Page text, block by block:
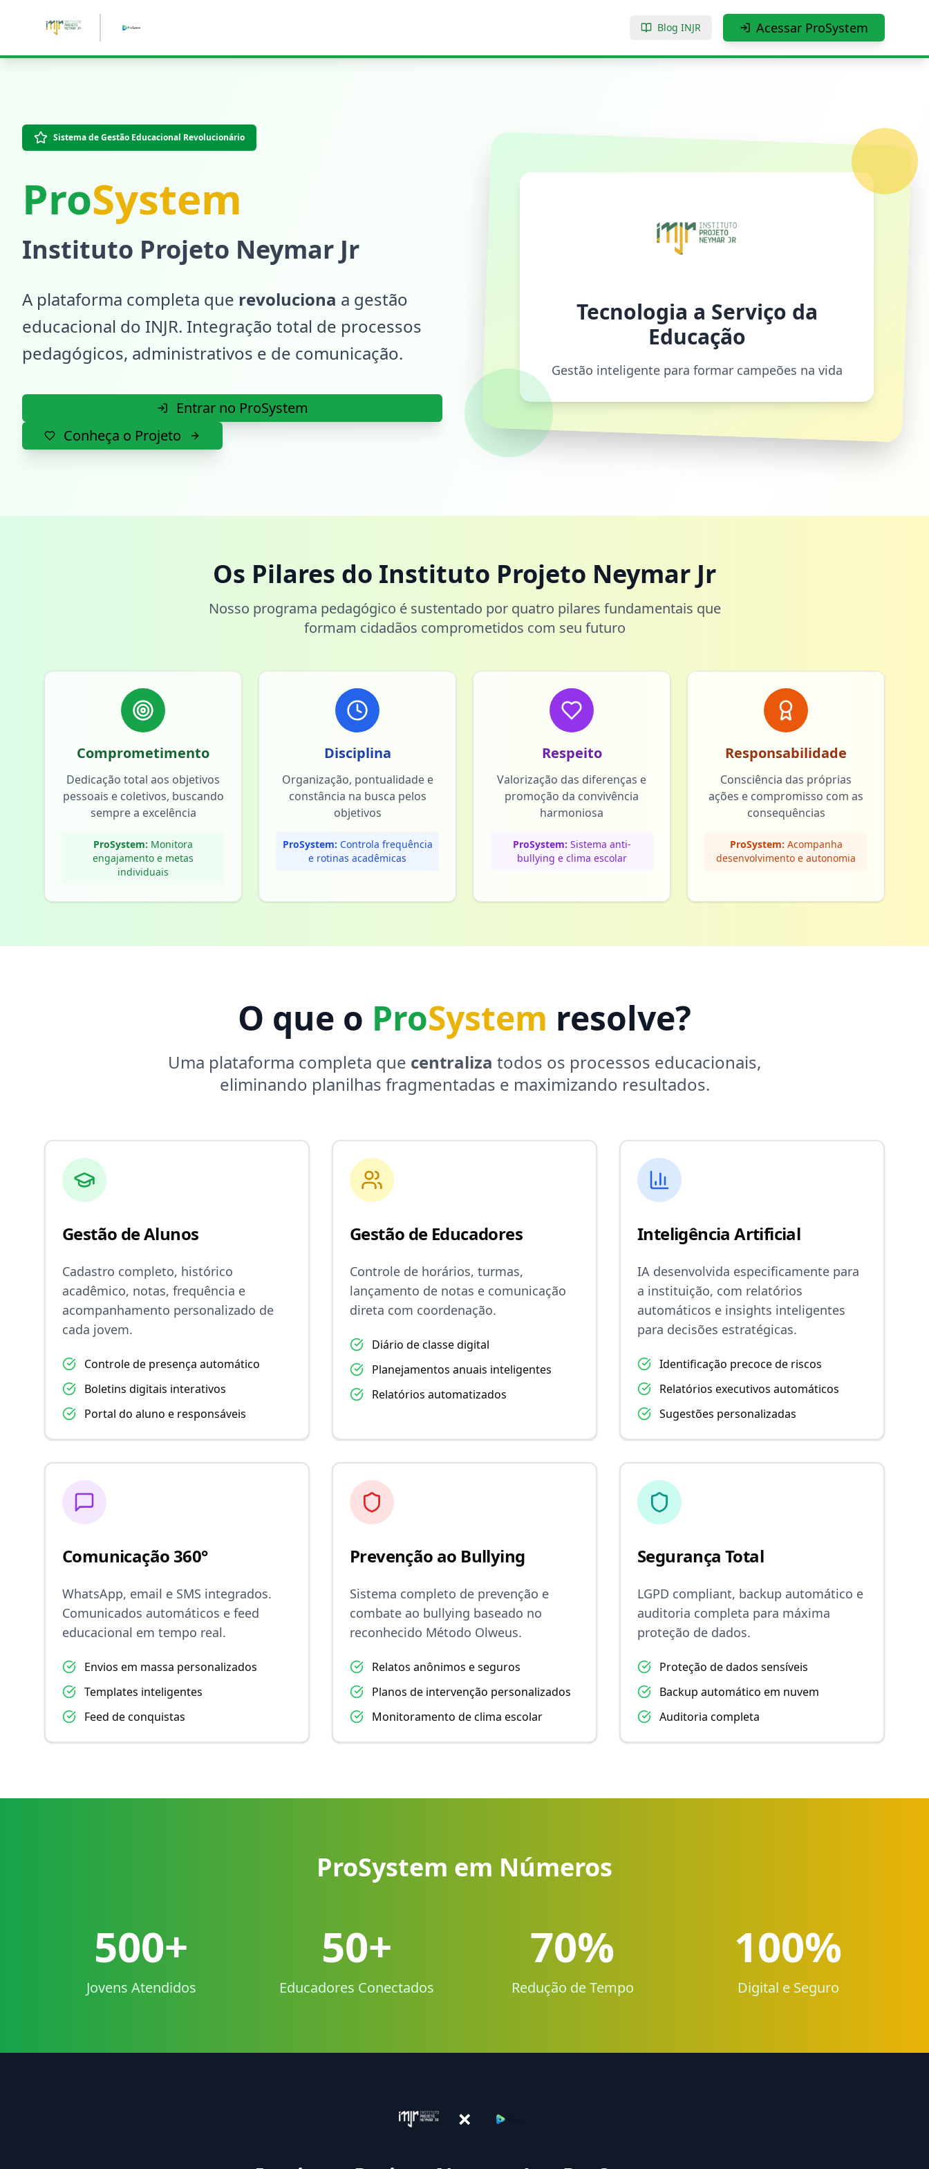
Pular para o conteúdo principal
Blog INJR Acessar ProSystem
Sistema de Gestão Educacional Revolucionário
ProSystem
Instituto Projeto Neymar Jr
A plataforma completa que revoluciona a gestão
educacional do INJR. Integração total de processos
pedagógicos, administrativos e de comunicação.
Entrar no ProSystem
Conheça o Projeto
Tecnologia a Serviço da
Educação
Gestão inteligente para formar campeões na vida
Os Pilares do Instituto Projeto Neymar Jr
Nosso programa pedagógico é sustentado por quatro pilares fundamentais que
formam cidadãos comprometidos com seu futuro
Comprometimento
Dedicação total aos objetivos
pessoais e coletivos, buscando
sempre a excelência
ProSystem: Monitora
engajamento e metas
individuais
Disciplina
Organização, pontualidade e
constância na busca pelos
objetivos
ProSystem: Controla frequência
e rotinas acadêmicas
Respeito
Valorização das diferenças e
promoção da convivência
harmoniosa
ProSystem: Sistema anti-
bullying e clima escolar
Responsabilidade
Consciência das próprias
ações e compromisso com as
consequências
ProSystem: Acompanha
desenvolvimento e autonomia
O que o ProSystem resolve?
Uma plataforma completa que centraliza todos os processos educacionais,
eliminando planilhas fragmentadas e maximizando resultados.
Gestão de Alunos
Cadastro completo, histórico
acadêmico, notas, frequência e
acompanhamento personalizado de
cada jovem.
Controle de presença automático
Boletins digitais interativos
Portal do aluno e responsáveis
Gestão de Educadores
Controle de horários, turmas,
lançamento de notas e comunicação
direta com coordenação.
Diário de classe digital
Planejamentos anuais inteligentes
Relatórios automatizados
Inteligência Artificial
IA desenvolvida especificamente para
a instituição, com relatórios
automáticos e insights inteligentes
para decisões estratégicas.
Identificação precoce de riscos
Relatórios executivos automáticos
Sugestões personalizadas
Comunicação 360°
WhatsApp, email e SMS integrados.
Comunicados automáticos e feed
educacional em tempo real.
Envios em massa personalizados
Templates inteligentes
Feed de conquistas
Prevenção ao Bullying
Sistema completo de prevenção e
combate ao bullying baseado no
reconhecido Método Olweus.
Relatos anônimos e seguros
Planos de intervenção personalizados
Monitoramento de clima escolar
Segurança Total
LGPD compliant, backup automático e
auditoria completa para máxima
proteção de dados.
Proteção de dados sensíveis
Backup automático em nuvem
Auditoria completa
ProSystem em Números
500+
Jovens Atendidos
50+
Educadores Conectados
70%
Redução de Tempo
100%
Digital e Seguro
×